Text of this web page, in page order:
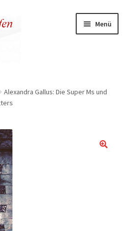
Menü
Alexandra Gallus: Die Super Ms und